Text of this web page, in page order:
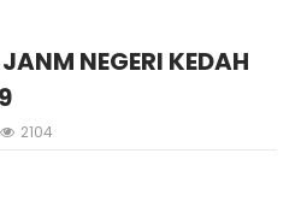
NEGERI KEDAH
2104